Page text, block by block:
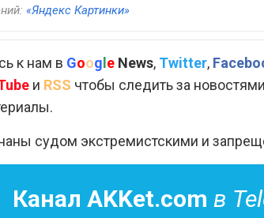
«Яндекс Картинки»
к нам в Google News, Twitter,
и RSS чтобы следить за
судом экстремистскими и
Канал AKKet.com в